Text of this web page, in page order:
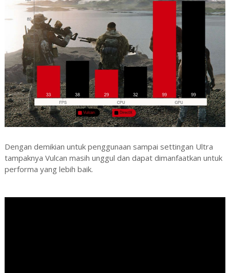
Dengan demikian untuk penggunaan sampai settingan Ultra
tampaknya Vulcan masih unggul dan dapat dimanfaatkan untuk
performa yang lebih baik.